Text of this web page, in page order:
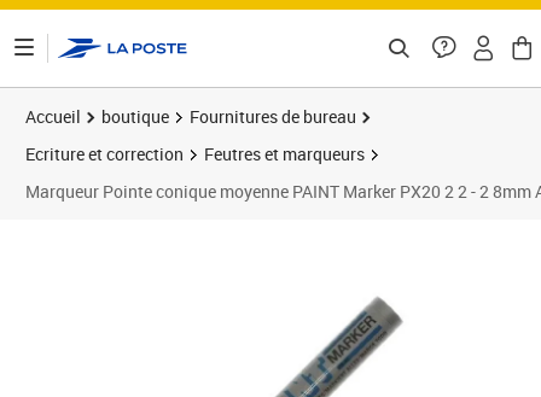
Accueil boutique
Fournitures de bureau
Ecriture et correction
Feutres et marqueurs
Marqueur Pointe conique moyenne PAINT Marker PX20 2 2 - 2 8mm